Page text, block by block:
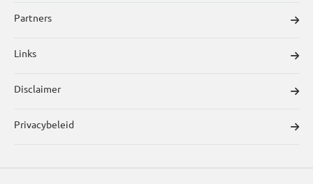
Partners
Links
Disclaimer
Privacybeleid